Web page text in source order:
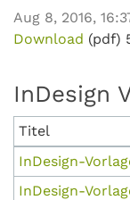
Aug 8, 2016,
Download (pdf)
InDesign
Titel
InDesign-
InDesign-